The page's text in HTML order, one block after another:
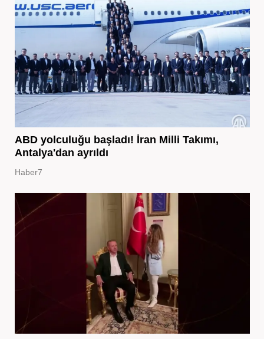
ABD yolculuğu başladı! İran Milli Takımı,
Antalya'dan ayrıldı
Haber7